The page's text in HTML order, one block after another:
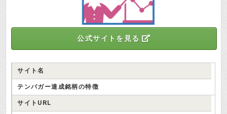
公式サイトを見る
サイト名
テンバガー達成銘柄の特徴
サイトURL